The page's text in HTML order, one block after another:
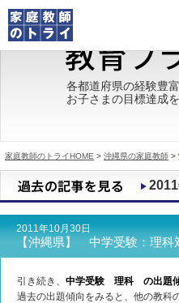
トライの教育理念
成績が上がる理由
都道府県別情報
合格体験談
キャンペーン情報
各都道府県の経験豊
お子さまの目標達成
家庭教師のトライHOME > 沖縄県の家庭教師 >
2011年10月30日
【沖縄県】 中学受験：理科
引き続き、 中学受験 理科 の出題
過去の出題傾向をみると、他の教科